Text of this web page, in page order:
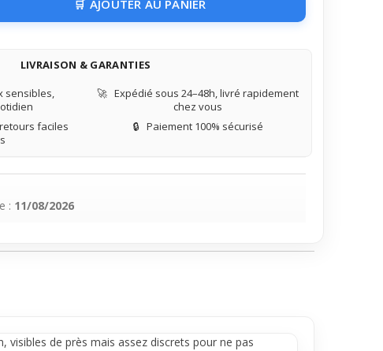
AJOUTER AU PANIER
LIVRAISON & GARANTIES
sensibles,
🚀 Expédié sous 24–48h, livré rapidement
chez vous
faciles
🔒 Paiement 100% sécurisé
: 11/08/2026
de près mais assez discrets pour ne pas